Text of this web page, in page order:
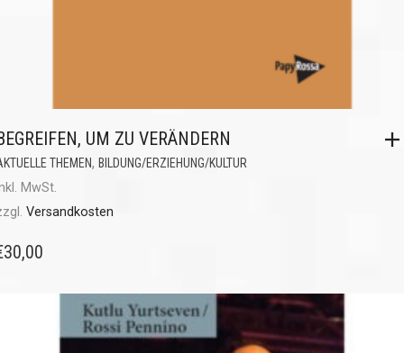
UM ZU VERÄNDERN
THEMEN, BILDUNG/ERZIEHUNG/KULTUR
MwSt.
Versandkosten
30,00